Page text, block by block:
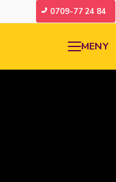
0709-77 24 84
MENY